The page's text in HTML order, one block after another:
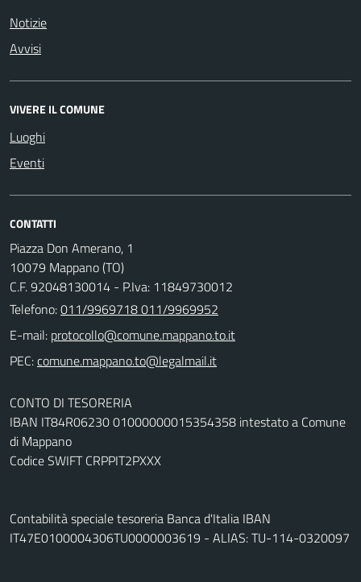
Notizie
Avvisi
VIVERE IL COMUNE
Luoghi
Eventi
CONTATTI
Piazza Don Amerano, 1
10079 Mappano (TO)
C.F. 92048130014 - P.Iva: 11849730012
Telefono:011/9969718 011/9969952
E-mail:
PEC:
CONTO DI TESORERIA
IBAN IT84R06230 01000000015354358 intestato a Comune
di Mappano
Codice SWIFT CRPPIT2PXXX
Contabilità speciale tesoreria Banca d'Italia IBAN
IT47E0100004306TU0000003619 - ALIAS: TU-114-0320097